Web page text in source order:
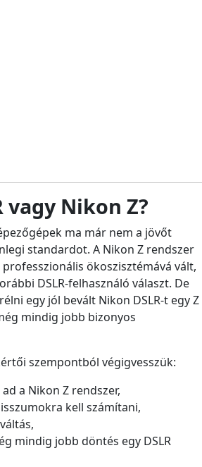
vagy Nikon Z?
ma már nem a jövőt
standardot. A Nikon Z rendszer
ökoszisztémává vált,
DSLR-felhasználó választ. De
egy jól bevált Nikon DSLR-t egy Z
mindig jobb bizonyos
szempontból végigvesszük:
a Nikon Z rendszer,
kell számítani,
mindig jobb döntés egy DSLR